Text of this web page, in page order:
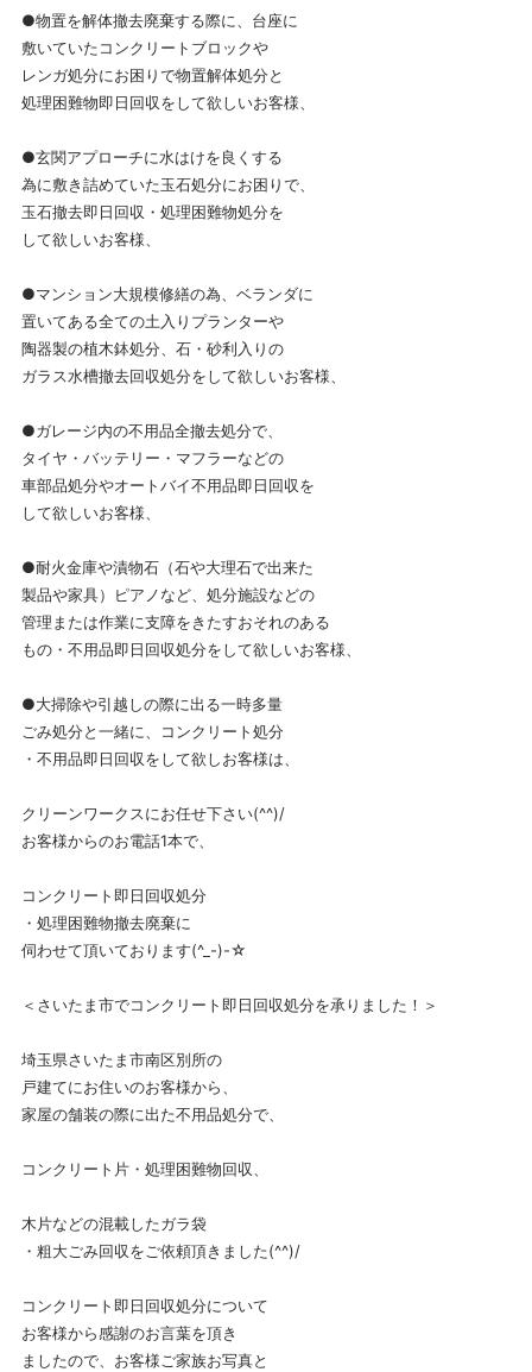
●物置を解体撤去廃棄する際に、台座に
敷いていたコンクリートブロックや
レンガ処分にお困りで物置解体処分と
処理困難物即日回収をして欲しいお客様、
●玄関アプローチに水はけを良くする
為に敷き詰めていた玉石処分にお困りで、
玉石撤去即日回収・処理困難物処分を
して欲しいお客様、
●マンション大規模修繕の為、ベランダに
置いてある全ての土入りプランターや
陶器製の植木鉢処分、石・砂利入りの
ガラス水槽撤去回収処分をして欲しいお客様、
●ガレージ内の不用品全撤去処分で、
タイヤ・バッテリー・マフラーなどの
車部品処分やオートバイ不用品即日回収を
して欲しいお客様、
●耐火金庫や漬物石（石や大理石で出来た
製品や家具）ピアノなど、処分施設などの
管理または作業に支障をきたすおそれのある
もの・不用品即日回収処分をして欲しいお客様、
●大掃除や引越しの際に出る一時多量
ごみ処分と一緒に、コンクリート処分
・不用品即日回収をして欲しお客様は、
クリーンワークスにお任せ下さい(^^)/
お客様からのお電話1本で、
コンクリート即日回収処分
・処理困難物撤去廃棄に
伺わせて頂いております(^_-)-☆
＜さいたま市でコンクリート即日回収処分を承りました！＞
埼玉県さいたま市南区別所の
戸建てにお住いのお客様から、
家屋の舗装の際に出た不用品処分で、
コンクリート片・処理困難物回収、
木片などの混載したガラ袋
・粗大ごみ回収をご依頼頂きました(^^)/
コンクリート即日回収処分について
お客様から感謝のお言葉を頂き
ましたので、お客様ご家族お写真と